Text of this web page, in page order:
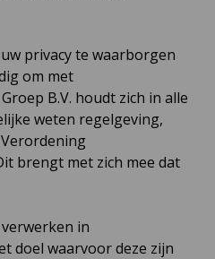
privacy te waarborgen
om met
B.V. houdt zich in alle
weten regelgeving,
brengt met zich mee dat
in
doel waarvoor deze zijn